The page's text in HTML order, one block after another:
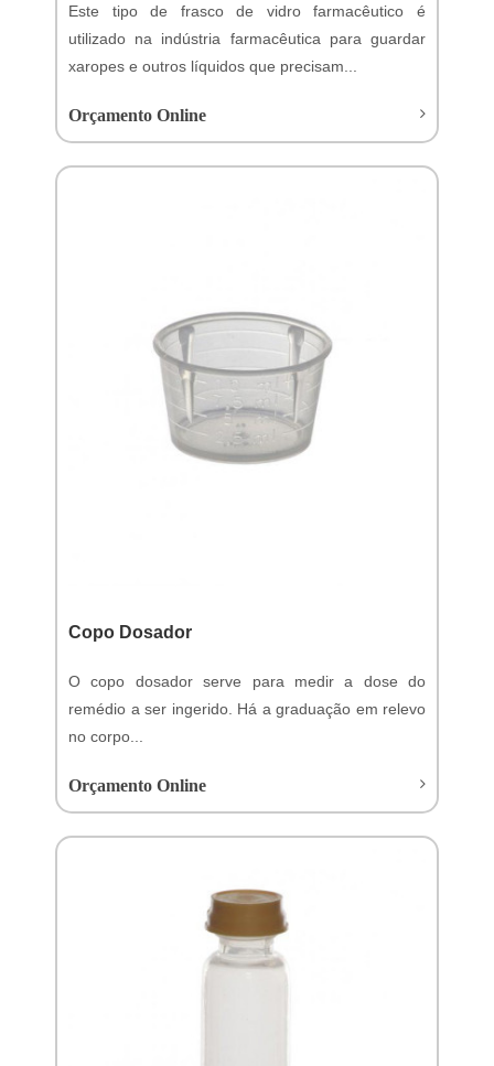
Este tipo de frasco de vidro farmacêutico é
utilizado na indústria farmacêutica para guardar
xaropes e outros líquidos que precisam...
Orçamento Online
Copo Dosador
O copo dosador serve para medir a dose do
remédio a ser ingerido. Há a graduação em relevo
no corpo...
Orçamento Online